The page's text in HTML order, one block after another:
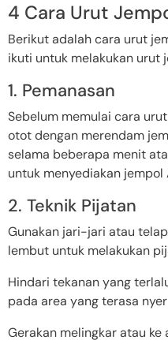
4 Cara Urut
Berikut adalah cara urut
ikuti untuk melakukan urut
1. Pemanasan
Sebelum memulai cara
otot dengan merendam
selama beberapa menit
untuk menyediakan
2. Teknik Pijatan
Gunakan jari-jari atau
lembut untuk melakukan
Hindari tekanan yang
pada area yang terasa
Gerakan melingkar atau